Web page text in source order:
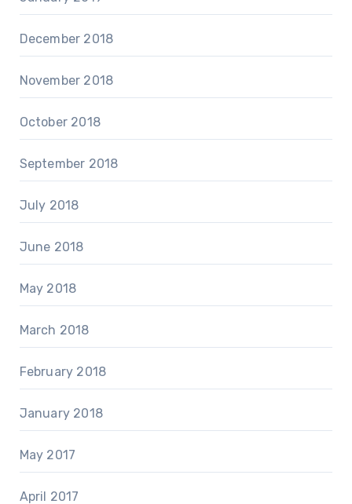
December 2018
November 2018
October 2018
September 2018
July 2018
June 2018
May 2018
March 2018
February 2018
January 2018
May 2017
April 2017